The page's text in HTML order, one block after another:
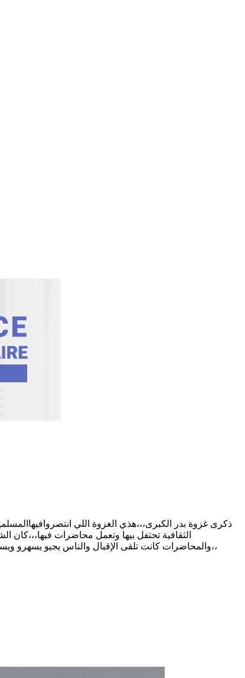
الثقافية تحتفل بيها وتعمل محاضرات
،،والمحاضرات كانت تلقى الإقبال والناس يجيو يسهرو